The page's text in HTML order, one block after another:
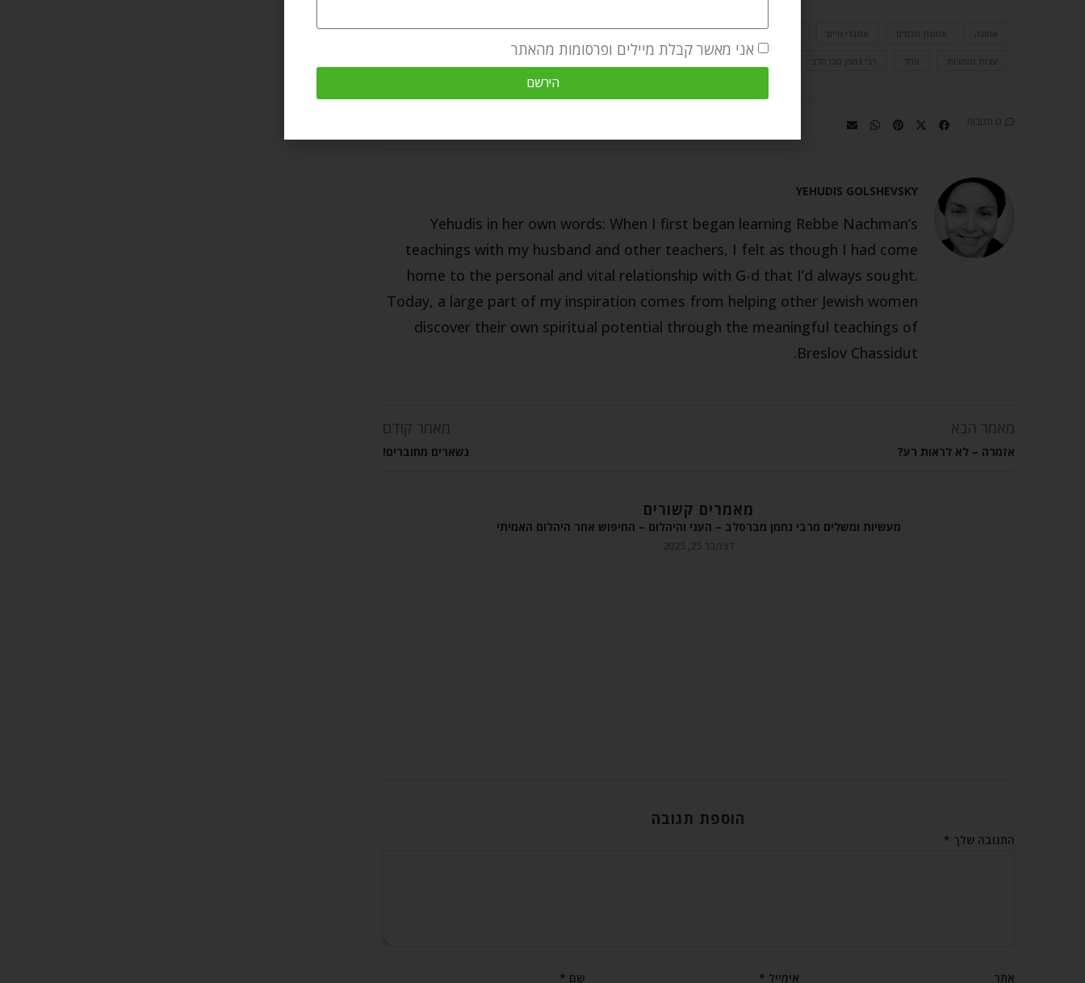
אמונה אמונת חכמים אתגרי חיים
עצות מעשיות פחד רבי נחמן מברסלב
0 תגובות
YEHUDIS GOLSHEVSKY
Yehudis in her own words: When I first began learning Rebbe Nachman’s
teachings with my husband and other teachers, I felt as though I had come
home to the personal and vital relationship with G-d that I’d always sought.
Today, a large part of my inspiration comes from helping other Jewish women
discover their own spiritual potential through the meaningful teachings of
Breslov Chassidut.
מאמר הבא
אזמרה – לא לראות רע?
מאמר קודם
נשארים מחוברים!
מאמרים קשורים
מעשיות ומשלים מרבי נחמן מברסלב – העני והיהלום – החיפוש אחר היהלום האמיתי
דצמבר 25, 2025
הוספת תגובה
התגובה שלך *
שם * אימייל * אתר
אני מאשר קבלת מיילים ופרסומות מהאתר
הירשם